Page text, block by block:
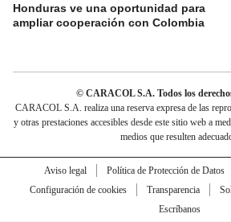
Honduras ve una oportunidad para
ampliar cooperación con Colombia
© CARACOL S.A. Todos los
CARACOL S.A. realiza una reserva expresa de las
y otras prestaciones accesibles desde este sitio web a
medios que resulten
Aviso legal Política de Protección de Datos
Configuración de cookies
Transparencia
Escríbanos